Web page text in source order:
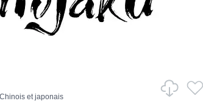
Chinois et japonais